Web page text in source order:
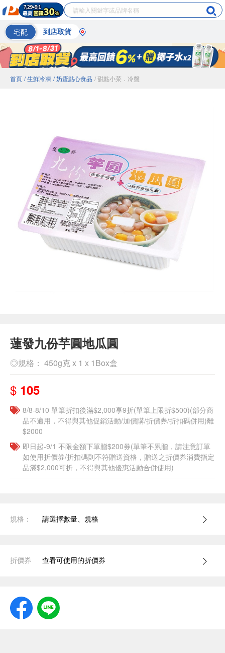
宅配 到店取貨
首頁 / 生鮮冷凍 / 奶蛋點心食品 / 甜點小菜．冷盤
蓮發九份芋圓地瓜圓
◎規格： 450g克 x 1 x 1Box盒
$ 105
8/8-8/10 單筆折扣後滿$2,000享9折(單筆上限折$500)(部分商
品不適用，不得與其他促銷活動/加價購/折價券/折扣碼併用)離
$2000
即日起-9/1 不限金額下單贈$200券(單筆不累贈，請注意訂單
如使用折價券/折扣碼則不符贈送資格，贈送之折價券消費指定
品滿$2,000可折，不得與其他優惠活動合併使用)
規格： 請選擇數量、規格
折價券 查看可使用的折價券